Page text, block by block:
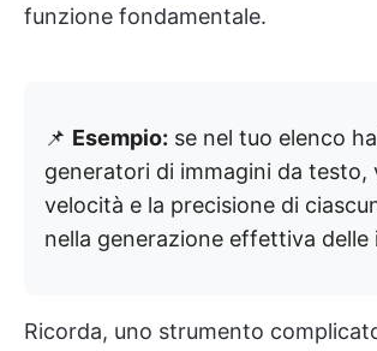
funzione fondamentale.
📌 Esempio: se nel tuo elenco
generatori di immagini da testo,
velocità e la precisione di
nella generazione effettiva delle
Ricorda, uno strumento